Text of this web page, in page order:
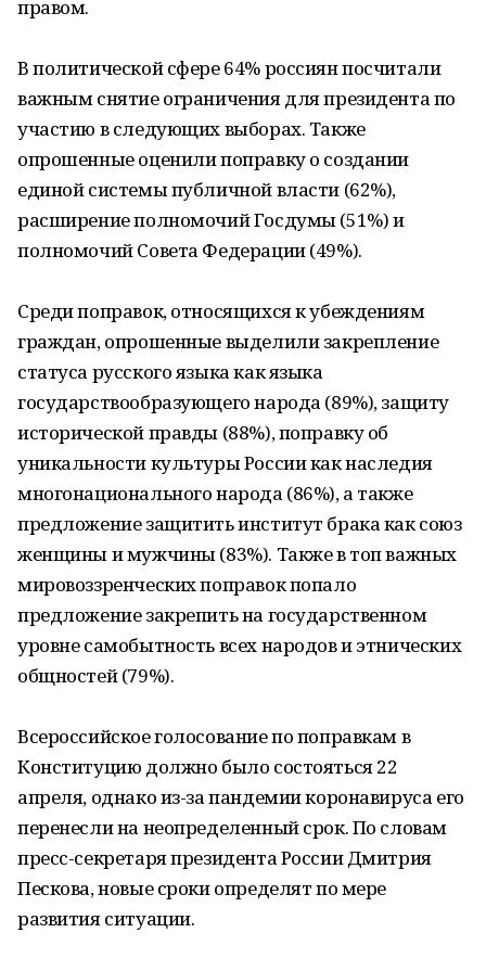
правом.
В политической сфере 64% россиян посчитали
важным снятие ограничения для президента по
участию в следующих выборах. Также
опрошенные оценили поправку о создании
единой системы публичной власти (62%),
расширение полномочий Госдумы (51%) и
полномочий Совета Федерации (49%).
Среди поправок, относящихся к убеждениям
граждан, опрошенные выделили закрепление
статуса русского языка как языка
государствообразующего народа (89%), защиту
исторической правды (88%), поправку об
уникальности культуры России как наследия
многонационального народа (86%), а также
предложение защитить институт брака как союз
женщины и мужчины (83%). Также в топ важных
мировоззренческих поправок попало
предложение закрепить на государственном
уровне самобытность всех народов и этнических
общностей (79%).
Всероссийское голосование по поправкам в
Конституцию должно было состояться 22
апреля, однако из-за пандемии коронавируса его
перенесли на неопределенный срок. По словам
пресс-секретаря президента России Дмитрия
Пескова, новые сроки определят по мере
развития ситуации.